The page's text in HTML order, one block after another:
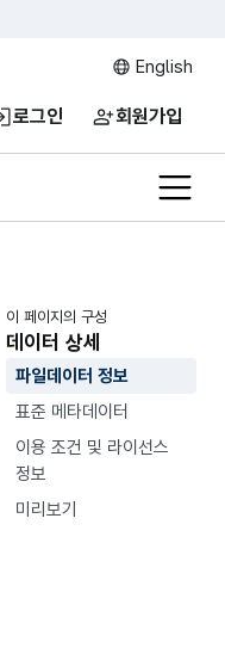
English
로그인 회원가입
전체
이 페이지의 구성
데이터 상세
파일데이터 정보
표준 메타데이터
이용 조건 및 라이선스
정보
미리보기